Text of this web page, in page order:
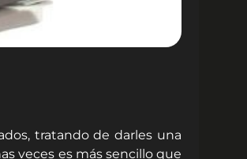
tratando de darles una
veces es más sencillo que